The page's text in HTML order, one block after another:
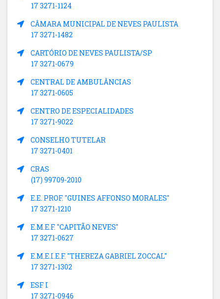
17 3271-1124
CÂMARA MUNICIPAL DE NEVES PAULISTA
17 3271-1482
CARTÓRIO DE NEVES PAULISTA/SP
17 3271-0679
CENTRAL DE AMBULÂNCIAS
17 3271-0605
CENTRO DE ESPECIALIDADES
17 3271-9022
CONSELHO TUTELAR
17 3271-0401
CRAS
(17) 99709-2010
E.E. PROF. "GUINES AFFONSO MORALES"
17 3271-1210
E.M.E.F. "CAPITÃO NEVES"
17 3271-0627
E.M.E.I.E.F. "THEREZA GABRIEL ZOCCAL"
17 3271-1302
ESF I
17 3271-0946